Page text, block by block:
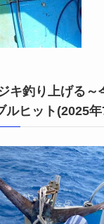
キ釣り上げる～
ルヒット(2025